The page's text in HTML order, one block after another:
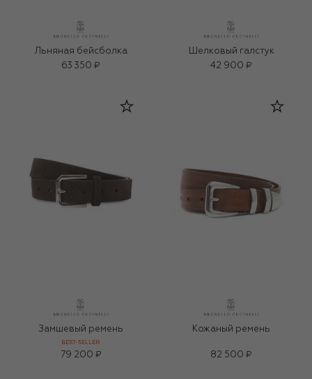
Льняная бейсболка
63 350 ₽
Шелковый галстук
42 900 ₽
Замшевый ремень
BEST-SELLER
79 200 ₽
Кожаный ремень
82 500 ₽